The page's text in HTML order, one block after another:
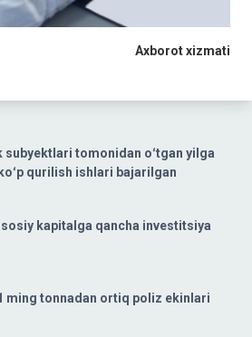
tomonidan oʻtgan yilga
qurilish ishlari bajarilgan
kapitalga qancha investitsiya
ming tonnadan ortiq poliz ekinlari
Axborot xizmati